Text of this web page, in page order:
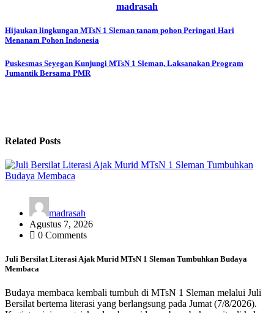
madrasah
Navigasi
pos
Hijaukan lingkungan MTsN 1 Sleman tanam pohon Peringati Hari
Menanam Pohon Indonesia
Puskesmas Seyegan Kunjungi MTsN 1 Sleman, Laksanakan Program
Jumantik Bersama PMR
Related Posts
madrasah
Agustus 7, 2026
0 Comments
Juli Bersilat Literasi Ajak Murid MTsN 1 Sleman Tumbuhkan Budaya
Membaca
Budaya membaca kembali tumbuh di MTsN 1 Sleman melalui Juli
Bersilat bertema literasi yang berlangsung pada Jumat (7/8/2026).